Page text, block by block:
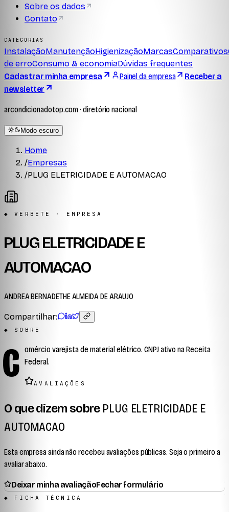
Sobre os dados
Contato
CATEGORIAS
InstalaçãoManutençãoHigienizaçãoMarcasComparativos
de erroConsumo & economiaDúvidas frequentes
Cadastrar minha empresa
Painel da empresa
Receber a
newsletter
arcondicionadotop.com · diretório nacional
Modo escuro
Home
/Empresas
/PLUG ELETRICIDADE E AUTOMACAO
◆ VERBETE · EMPRESA
PLUG ELETRICIDADE E
AUTOMACAO
ANDREA BERNADETHE ALMEIDA DE ARAUJO
Compartilhar:
◆ SOBRE
C omércio varejista de material elétrico. CNPJ ativo na Receita
Federal.
AVALIAÇÕES
O que dizem sobre PLUG ELETRICIDADE E
AUTOMACAO
Esta empresa ainda não recebeu avaliações públicas. Seja o primeiro a
avaliar abaixo.
Deixar minha avaliaçãoFechar formulário
◆ FICHA TÉCNICA